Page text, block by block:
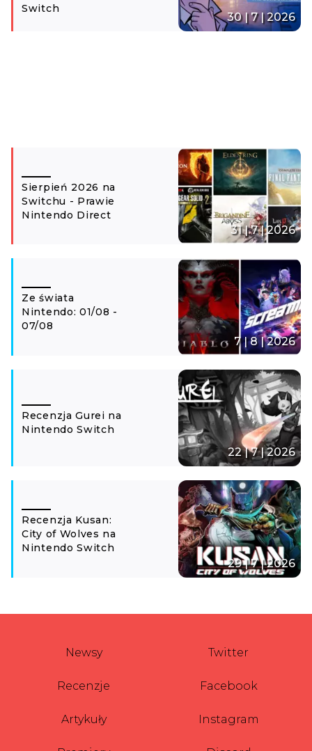
Switch
30 | 7 | 2026
Sierpień 2026 na
Switchu - Prawie
Nintendo Direct
31 | 7 | 2026
Ze świata
Nintendo: 01/08 -
07/08
7 | 8 | 2026
Recenzja Gurei na
Nintendo Switch
22 | 7 | 2026
Recenzja Kusan:
City of Wolves na
Nintendo Switch
29 | 7 | 2026
Newsy
Recenzje
Artykuły
Twitter
Facebook
Instagram